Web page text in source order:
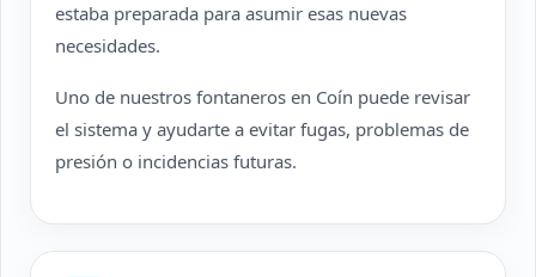
estaba preparada para asumir esas nuevas
necesidades.
Uno de nuestros fontaneros en Coín puede revisar
el sistema y ayudarte a evitar fugas, problemas de
presión o incidencias futuras.